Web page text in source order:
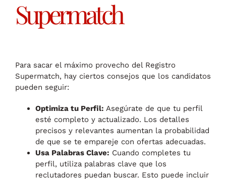
Supermatch
Para sacar el máximo provecho del Registro
Supermatch, hay ciertos consejos que los candidatos
pueden seguir:
Optimiza tu Perfil: Asegúrate de que tu perfil
esté completo y actualizado. Los detalles
precisos y relevantes aumentan la probabilidad
de que se te empareje con ofertas adecuadas.
Usa Palabras Clave: Cuando completes tu
perfil, utiliza palabras clave que los
reclutadores puedan buscar. Esto puede incluir